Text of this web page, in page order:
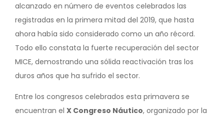
alcanzado en número de eventos celebrados las
registradas en la primera mitad del 2019, que hasta
ahora había sido considerado como un año récord.
Todo ello constata la fuerte recuperación del sector
MICE, demostrando una sólida reactivación tras los
duros años que ha sufrido el sector.
Entre los congresos celebrados esta primavera se
encuentran el X Congreso Náutico, organizado por la